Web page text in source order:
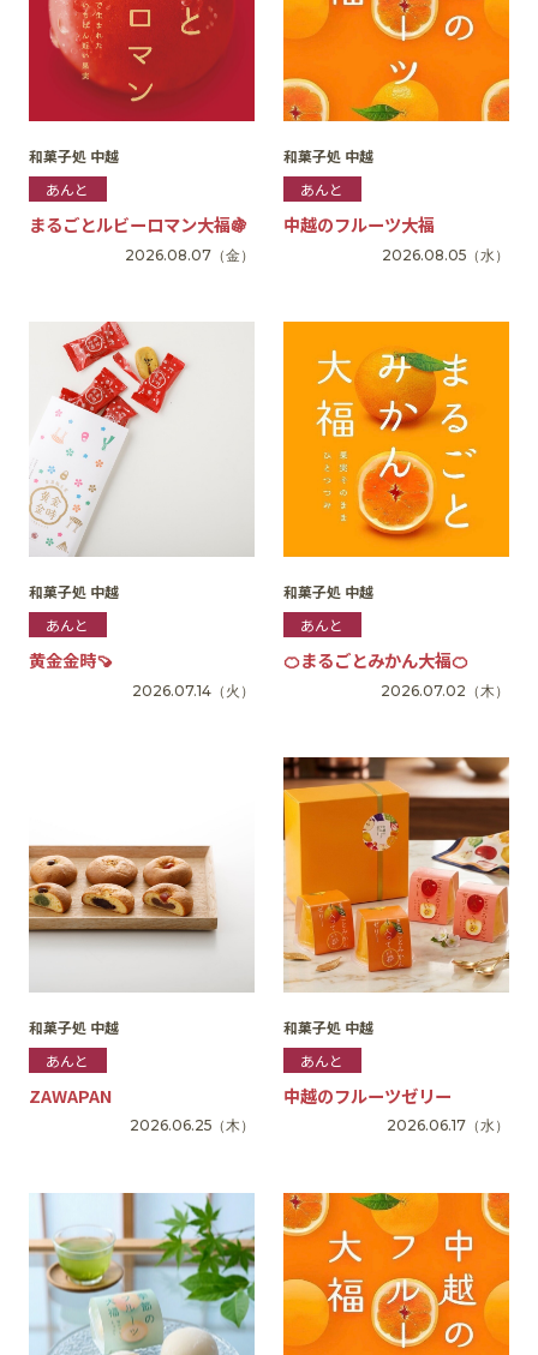
スタッフ募集
百番街くらぶ
和菓子処 中越
あんと
まるごとルビーロマン大福🍇
2026.08.07 （金）
和菓子処 中越
あんと
中越のフルーツ大福
2026.08.05 （水）
和菓子処 中越
あんと
黄金金時🍠
2026.07.14 （火）
和菓子処 中越
あんと
🍊まるごとみかん大福🍊
2026.07.02 （木）
和菓子処 中越
あんと
ZAWAPAN
2026.06.25 （木）
和菓子処 中越
あんと
中越のフルーツゼリー
2026.06.17 （水）